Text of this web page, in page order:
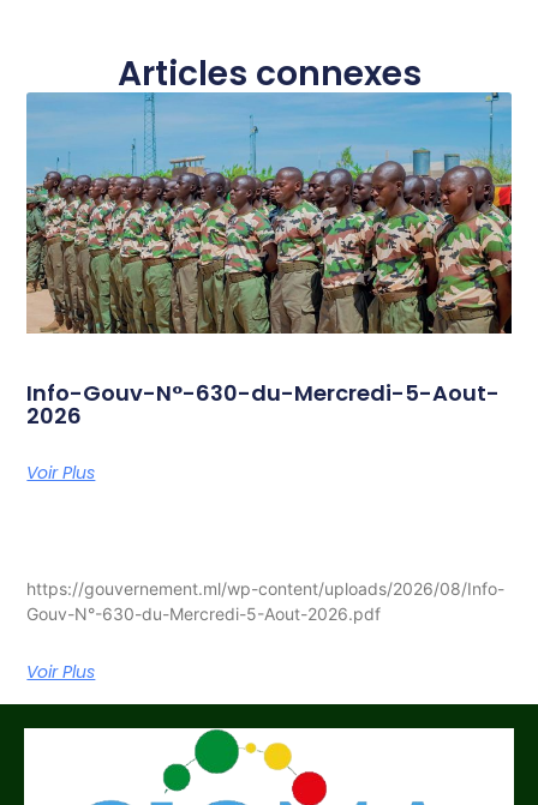
Articles connexes
Info-Gouv-N°-630-du-Mercredi-5-Aout-
2026
Voir Plus
https://gouvernement.ml/wp-content/uploads/2026/08/Info-
Gouv-N°-630-du-Mercredi-5-Aout-2026.pdf
Voir Plus